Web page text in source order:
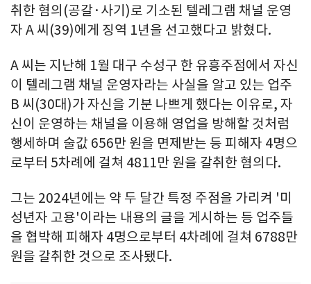
취한 혐의(공갈·사기)로 기소된 텔레그램 채널 운영
자 A 씨(39)에게 징역 1년을 선고했다고 밝혔다.
A 씨는 지난해 1월 대구 수성구 한 유흥주점에서 자신
이 텔레그램 채널 운영자라는 사실을 알고 있는 업주
B 씨(30대)가 자신을 기분 나쁘게 했다는 이유로, 자
신이 운영하는 채널을 이용해 영업을 방해할 것처럼
행세하며 술값 656만 원을 면제받는 등 피해자 4명으
로부터 5차례에 걸쳐 4811만 원을 갈취한 혐의다.
그는 2024년에는 약 두 달간 특정 주점을 가리켜 '미
성년자 고용'이라는 내용의 글을 게시하는 등 업주들
을 협박해 피해자 4명으로부터 4차례에 걸쳐 6788만
원을 갈취한 것으로 조사됐다.